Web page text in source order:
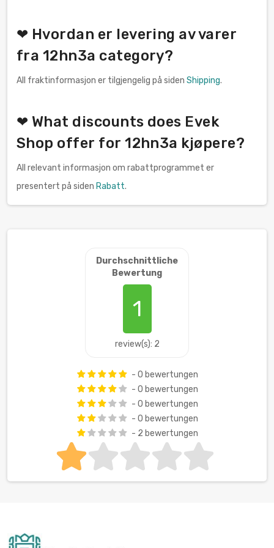
❤ Hvordan er levering av varer
fra 12hn3a category?
All fraktinformasjon er tilgjengelig på siden Shipping.
❤ What discounts does Evek
Shop offer for 12hn3a kjøpere?
All relevant informasjon om rabattprogrammet er
presentert på siden Rabatt.
Durchschnittliche
Bewertung
1
review(s): 2
- 0 bewertungen
- 0 bewertungen
- 0 bewertungen
- 0 bewertungen
- 2 bewertungen